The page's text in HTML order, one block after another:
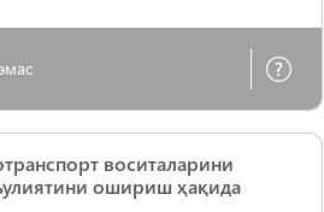
воситаларини
ошириш ҳақида